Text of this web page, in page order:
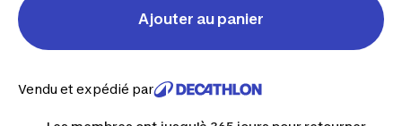
Ajouter au panier
Vendu et expédié par